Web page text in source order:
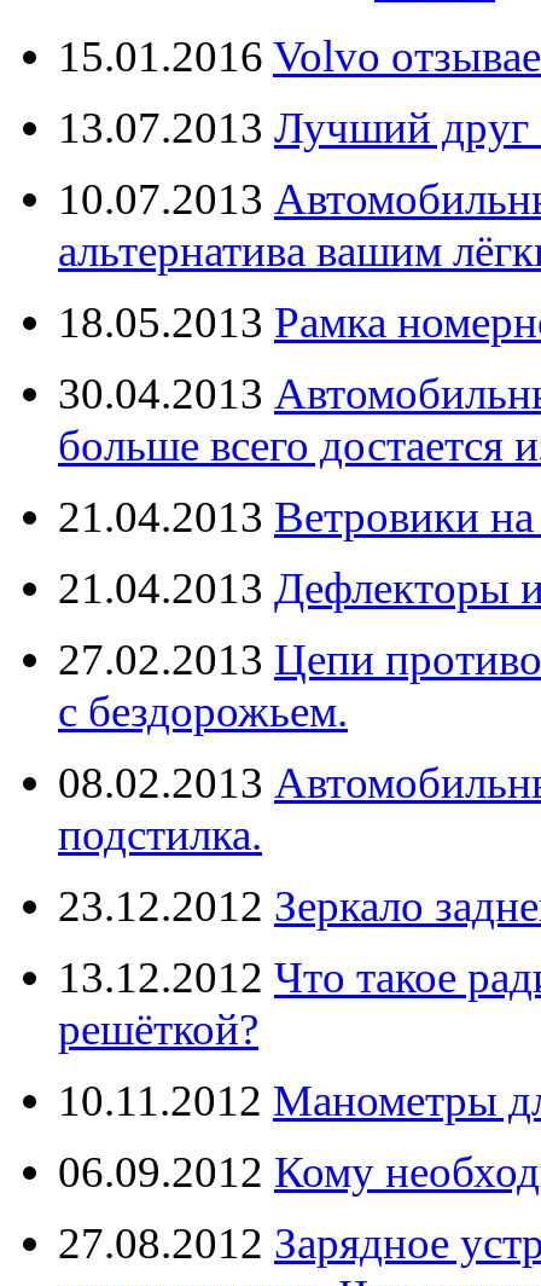
15.01.2016 Volvo
13.07.2013 Лучший друг
10.07.2013
альтернатива вашим
18.05.2013 Рамка
30.04.2013
больше всего достается
21.04.2013 Ветровики
21.04.2013 Дефлекторы
27.02.2013 Цепи
с бездорожьем.
08.02.2013
подстилка.
23.12.2012 Зеркало
13.12.2012 Что такое
решёткой?
10.11.2012 Манометры
06.09.2012 Кому
27.08.2012 Зарядное